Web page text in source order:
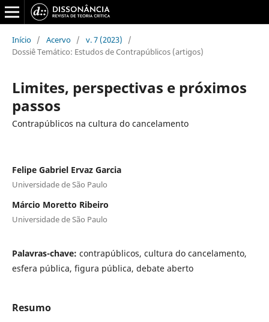
Início / Acervo / v. 7 (2023)
/
Dossiê Temático: Estudos de Contrapúblicos (artigos)
Limites, perspectivas e próximos
passos
Contrapúblicos na cultura do cancelamento
Felipe Gabriel Ervaz Garcia
Universidade de São Paulo
Márcio Moretto Ribeiro
Universidade de São Paulo
Palavras-chave: contrapúblicos, cultura do cancelamento,
esfera pública, figura pública, debate aberto
Resumo